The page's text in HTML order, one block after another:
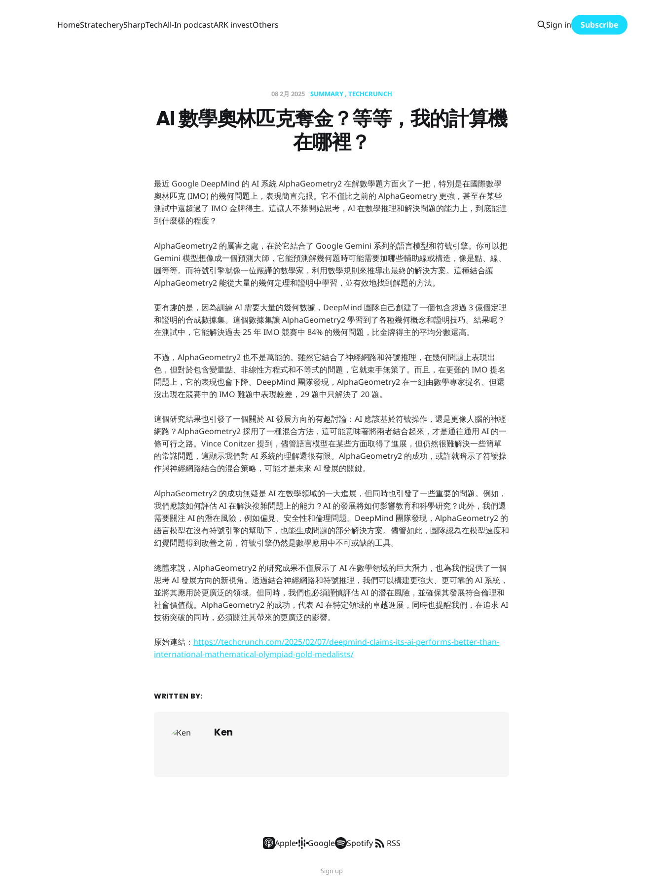
HomeStratecherySharpTechAll-In podcastARK investOthers Sign in Subscribe
08 2月 2025 SUMMARY TECHCRUNCH
AI 數學奧林匹克奪金？等等，我的計算機
在哪裡？
最近 Google DeepMind 的 AI 系統 AlphaGeometry2 在解數學題方面火了一把，特別是在國際數學
奧林匹克 (IMO) 的幾何問題上，表現簡直亮眼。它不僅比之前的 AlphaGeometry 更強，甚至在某些
測試中還超過了 IMO 金牌得主。這讓人不禁開始思考，AI 在數學推理和解決問題的能力上，到底能達
到什麼樣的程度？
AlphaGeometry2 的厲害之處，在於它結合了 Google Gemini 系列的語言模型和符號引擎。你可以把
Gemini 模型想像成一個預測大師，它能預測解幾何題時可能需要加哪些輔助線或構造，像是點、線、
圓等等。而符號引擎就像一位嚴謹的數學家，利用數學規則來推導出最終的解決方案。這種結合讓
AlphaGeometry2 能從大量的幾何定理和證明中學習，並有效地找到解題的方法。
更有趣的是，因為訓練 AI 需要大量的幾何數據，DeepMind 團隊自己創建了一個包含超過 3 億個定理
和證明的合成數據集。這個數據集讓 AlphaGeometry2 學習到了各種幾何概念和證明技巧。結果呢？
在測試中，它能解決過去 25 年 IMO 競賽中 84% 的幾何問題，比金牌得主的平均分數還高。
不過，AlphaGeometry2 也不是萬能的。雖然它結合了神經網路和符號推理，在幾何問題上表現出
色，但對於包含變量點、非線性方程式和不等式的問題，它就束手無策了。而且，在更難的 IMO 提名
問題上，它的表現也會下降。DeepMind 團隊發現，AlphaGeometry2 在一組由數學專家提名、但還
沒出現在競賽中的 IMO 難題中表現較差，29 題中只解決了 20 題。
這個研究結果也引發了一個關於 AI 發展方向的有趣討論：AI 應該基於符號操作，還是更像人腦的神經
網路？AlphaGeometry2 採用了一種混合方法，這可能意味著將兩者結合起來，才是通往通用 AI 的一
條可行之路。Vince Conitzer 提到，儘管語言模型在某些方面取得了進展，但仍然很難解決一些簡單
的常識問題，這顯示我們對 AI 系統的理解還很有限。AlphaGeometry2 的成功，或許就暗示了符號操
作與神經網路結合的混合策略，可能才是未來 AI 發展的關鍵。
AlphaGeometry2 的成功無疑是 AI 在數學領域的一大進展，但同時也引發了一些重要的問題。例如，
我們應該如何評估 AI 在解決複雜問題上的能力？AI 的發展將如何影響教育和科學研究？此外，我們還
需要關注 AI 的潛在風險，例如偏見、安全性和倫理問題。DeepMind 團隊發現，AlphaGeometry2 的
語言模型在沒有符號引擎的幫助下，也能生成問題的部分解決方案。儘管如此，團隊認為在模型速度和
幻覺問題得到改善之前，符號引擎仍然是數學應用中不可或缺的工具。
總體來說，AlphaGeometry2 的研究成果不僅展示了 AI 在數學領域的巨大潛力，也為我們提供了一個
思考 AI 發展方向的新視角。透過結合神經網路和符號推理，我們可以構建更強大、更可靠的 AI 系統，
並將其應用於更廣泛的領域。但同時，我們也必須謹慎評估 AI 的潛在風險，並確保其發展符合倫理和
社會價值觀。AlphaGeometry2 的成功，代表 AI 在特定領域的卓越進展，同時也提醒我們，在追求 AI
技術突破的同時，必須關注其帶來的更廣泛的影響。
原始連結： https://techcrunch.com/2025/02/07/deepmind-claims-its-ai-performs-better-than-
international-mathematical-olympiad-gold-medalists/
WRITTEN BY:
Ken
Apple Google Spotify RSS
Sign up